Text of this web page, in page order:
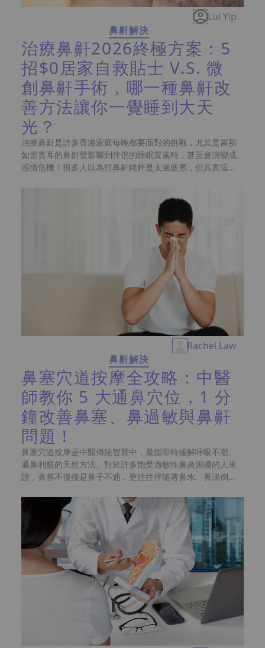
鼻
鼾
解
決
減
肥
全
Lui Yip
鼻鼾解決
治療鼻鼾2026終極方案：5
招$0居家自救貼士 V.S. 微
創鼻鼾手術，哪一種鼻鼾改
善方法讓你一覺睡到大天
光？
治療鼻鼾是許多香港家庭每晚都要面對的挑戰，尤其是當那
如雷貫耳的鼻鼾聲影響到伴侶的睡眠質素時，甚至會演變成
感情危機！很多人以為打鼻鼾純粹是太過疲累，但其實這可
主動了解各種鼻鼾治療方法，從根源解決鼻鼾問題，找回真
正深層的睡眠。究竟有哪些方案能讓呼吸道回復暢通？下文
Rachel Law
鼻鼾解決
鼻塞穴道按摩全攻略：中醫
師教你 5 大通鼻穴位，1 分
鐘改善鼻塞、鼻過敏與鼻鼾
問題！
鼻塞穴道按摩是中醫傳統智慧中，最能即時緩解呼吸不順、
通鼻利竅的天然方法。對於許多飽受過敏性鼻炎困擾的人來
說，鼻塞不僅僅是鼻子不通，更往往伴隨著鼻水、鼻涕倒流
神。當天氣轉冷或是室內塵蟎過多時，鼻腔黏膜容易因發炎
而腫脹，導致呼吸道空間變窄，進而引發令人困擾的鼻鼾問
題與睡眠品質下降。下面會跟大家講解鼻塞穴道按摩如何進
行、穴位介紹及鼻鼾的治療方法，文章最後還有獨家的止鼻
鼾療程推薦，記得領取獨家優惠！